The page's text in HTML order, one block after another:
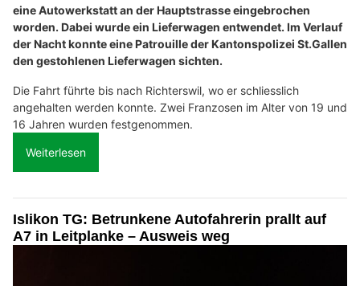
eine Autowerkstatt an der Hauptstrasse eingebrochen
worden. Dabei wurde ein Lieferwagen entwendet. Im Verlauf
der Nacht konnte eine Patrouille der Kantonspolizei St.Gallen
den gestohlenen Lieferwagen sichten.
Die Fahrt führte bis nach Richterswil, wo er schliesslich
angehalten werden konnte. Zwei Franzosen im Alter von 19 und
16 Jahren wurden festgenommen.
Weiterlesen
Islikon TG: Betrunkene Autofahrerin prallt auf
A7 in Leitplanke – Ausweis weg